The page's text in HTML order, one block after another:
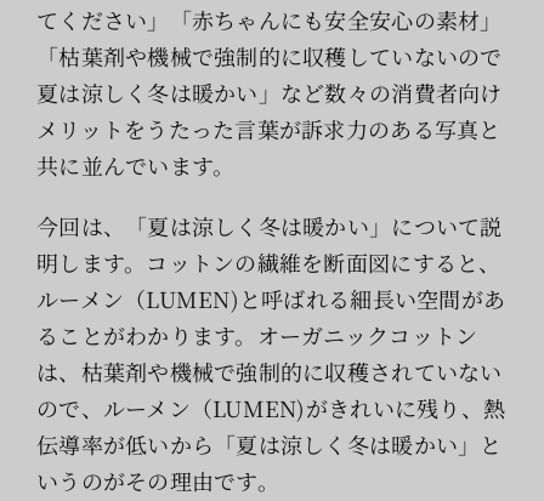
てください」「赤ちゃんにも安全安心の素材」
「枯葉剤や機械で強制的に収穫していないので
夏は涼しく冬は暖かい」など数々の消費者向け
メリットをうたった言葉が訴求力のある写真と
共に並んでいます。
今回は、「夏は涼しく冬は暖かい」について説
明します。コットンの繊維を断面図にすると、
ルーメン（LUMEN)と呼ばれる細長い空間があ
ることがわかります。オーガニックコットン
は、枯葉剤や機械で強制的に収穫されていない
ので、ルーメン（LUMEN)がきれいに残り、熱
伝導率が低いから「夏は涼しく冬は暖かい」と
いうのがその理由です。